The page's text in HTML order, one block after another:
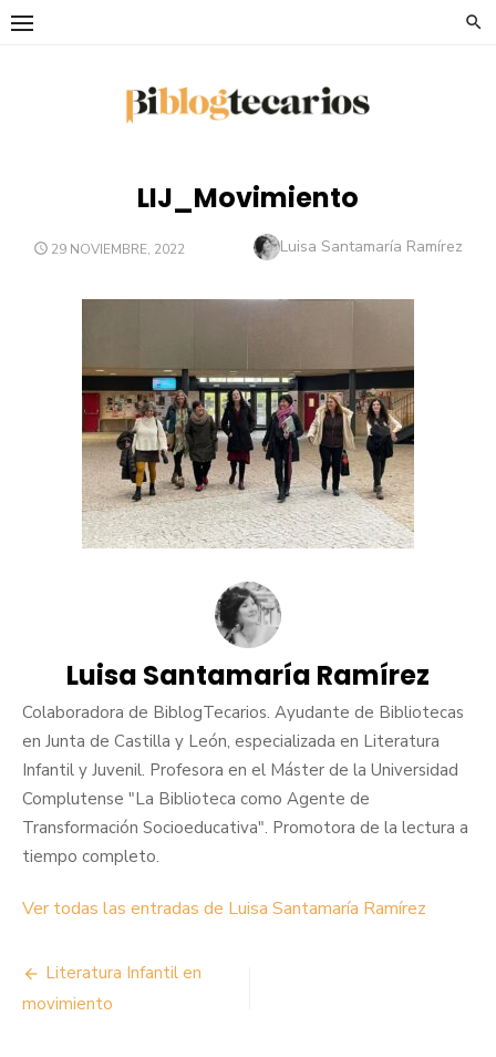
Saltar
LIJ_Movimiento
PUBLICADO
29 NOVIEMBRE, 2022 Autor
Luisa Santamaría Ramírez
Luisa Santamaría Ramírez
Colaboradora de BiblogTecarios. Ayudante de Bibliotecas
en Junta de Castilla y León, especializada en Literatura
Infantil y Juvenil. Profesora en el Máster de la Universidad
Complutense "La Biblioteca como Agente de
Transformación Socioeducativa". Promotora de la lectura a
tiempo completo.
Ver todas las entradas de Luisa Santamaría Ramírez
Navegación
de
Literatura Infantil en
movimiento